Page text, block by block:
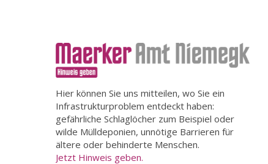
Hier können Sie uns mitteilen, wo Sie ein
Infrastrukturproblem entdeckt haben:
gefährliche Schlaglöcher zum Beispiel oder
wilde Mülldeponien, unnötige Barrieren für
ältere oder behinderte Menschen.
Jetzt Hinweis geben.